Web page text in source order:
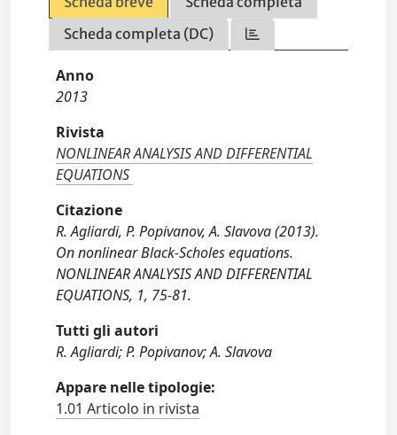
Scheda completa (DC)
Anno
2013
Rivista
NONLINEAR ANALYSIS AND DIFFERENTIAL
EQUATIONS
Citazione
R. Agliardi, P. Popivanov, A. Slavova (2013).
On nonlinear Black-Scholes equations.
NONLINEAR ANALYSIS AND DIFFERENTIAL
EQUATIONS, 1, 75-81.
Tutti gli autori
R. Agliardi; P. Popivanov; A. Slavova
Appare nelle tipologie:
1.01 Articolo in rivista